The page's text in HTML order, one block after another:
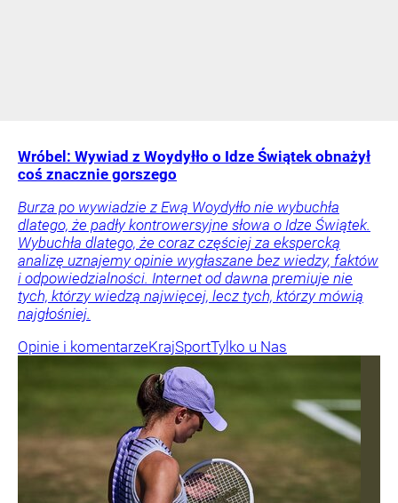
Wróbel: Wywiad z Woydyłło o Idze Świątek obnażył
coś znacznie gorszego
Burza po wywiadzie z Ewą Woydyłło nie wybuchła
dlatego, że padły kontrowersyjne słowa o Idze Świątek.
Wybuchła dlatego, że coraz częściej za ekspercką
analizę uznajemy opinie wygłaszane bez wiedzy, faktów
i odpowiedzialności. Internet od dawna premiuje nie
tych, którzy wiedzą najwięcej, lecz tych, którzy mówią
najgłośniej.
Opinie i komentarzeKrajSportTylko u Nas